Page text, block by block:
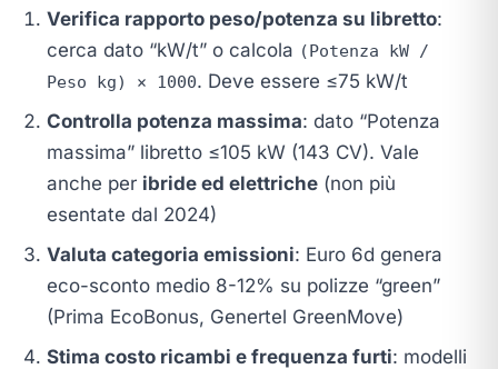
Verifica rapporto peso/potenza su libretto:
cerca dato “kW/t” o calcola (Potenza kW /
Peso kg) × 1000. Deve essere ≤75 kW/t
Controlla potenza massima: dato “Potenza
massima” libretto ≤105 kW (143 CV). Vale
anche per ibride ed elettriche(non più
esentate dal 2024)
Valuta categoria emissioni: Euro 6d genera
eco-sconto medio 8-12% su polizze “green”
(Prima EcoBonus, Genertel GreenMove)
Stima costo ricambi e frequenza furti: modelli